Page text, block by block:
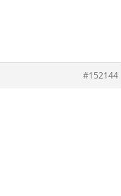
#152144